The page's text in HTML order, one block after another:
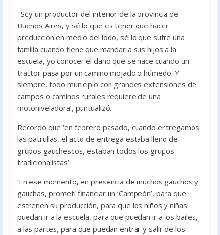
‘Soy un productor del interior de la provincia de
Buenos Aires, y sé lo que es tener que hacer
producción en medio del lodo, sé lo que sufre una
familia cuando tiene que mandar a sus hijos a la
escuela, yo conocer el daño que se hace cuando un
tractor pasa por un camino mojado o húmedo. Y
siempre, todo municipio con grandes extensiones de
campos o caminos rurales requiere de una
motoniveladora’, puntualizó.
Recordó que ‘en febrero pasado, cuando entregamos
las patrullas, el acto de entrega estaba lleno de
grupos gauchescos, estaban todos los grupos
tradicionalistas’.
‘En ese momento, en presencia de muchos gauchos y
gauchas, prometí financiar un ‘Campeón’, para que
estrenen su producción, para que los niños y niñas
puedan ir a la escuela, para que puedan ir a los bailes,
a las partes, para que puedan entrar y salir de los